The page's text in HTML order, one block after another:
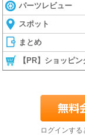
パーツレビュー
スポット
まとめ
【PR】ショッピン
ログインす